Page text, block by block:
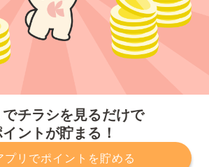
でチラシを見るだけで
ントが貯まる！
プリでポイントを貯める